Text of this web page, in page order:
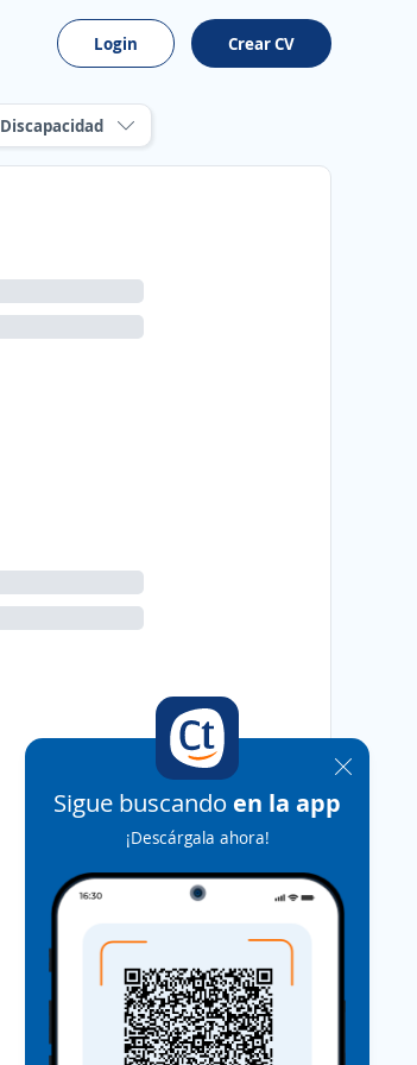
Login Crear CV
Discapacidad
Sigue buscando en la app
¡Descárgala ahora!